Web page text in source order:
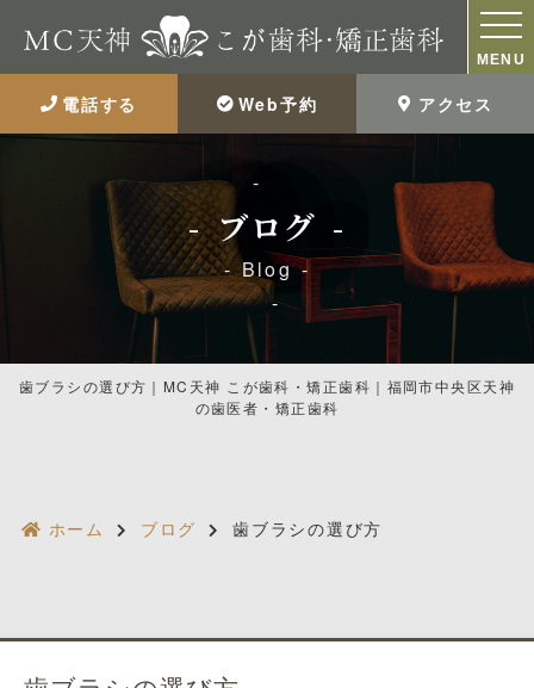
MENU
電話する Web予約 アクセス
ブログ
Blog
歯ブラシの選び方｜MC天神 こが歯科・矯正歯科｜福岡市中央区天神
の歯医者・矯正歯科
ホーム ブログ 歯ブラシの選び方